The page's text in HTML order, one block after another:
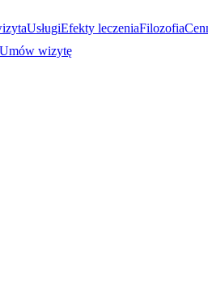
UsługiEfekty leczeniaFilozofia
Umów wizytę